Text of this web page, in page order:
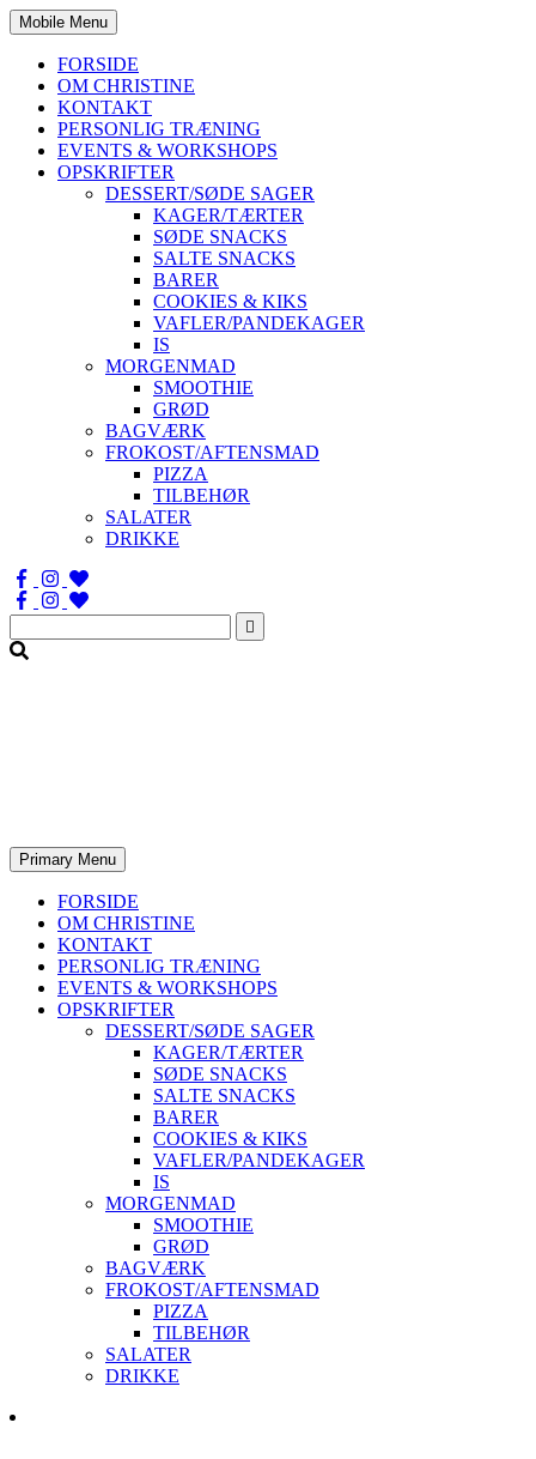
Mobile Menu
FORSIDE
OM CHRISTINE
KONTAKT
PERSONLIG TRÆNING
EVENTS & WORKSHOPS
OPSKRIFTER
DESSERT/SØDE SAGER
KAGER/TÆRTER
SØDE SNACKS
SALTE SNACKS
BARER
COOKIES & KIKS
VAFLER/PANDEKAGER
IS
MORGENMAD
SMOOTHIE
GRØD
BAGVÆRK
FROKOST/AFTENSMAD
PIZZA
TILBEHØR
SALATER
DRIKKE
Søg
efter:
Primary Menu
FORSIDE
OM CHRISTINE
KONTAKT
PERSONLIG TRÆNING
EVENTS & WORKSHOPS
OPSKRIFTER
DESSERT/SØDE SAGER
KAGER/TÆRTER
SØDE SNACKS
SALTE SNACKS
BARER
COOKIES & KIKS
VAFLER/PANDEKAGER
IS
MORGENMAD
SMOOTHIE
GRØD
BAGVÆRK
FROKOST/AFTENSMAD
PIZZA
TILBEHØR
SALATER
DRIKKE
Skip